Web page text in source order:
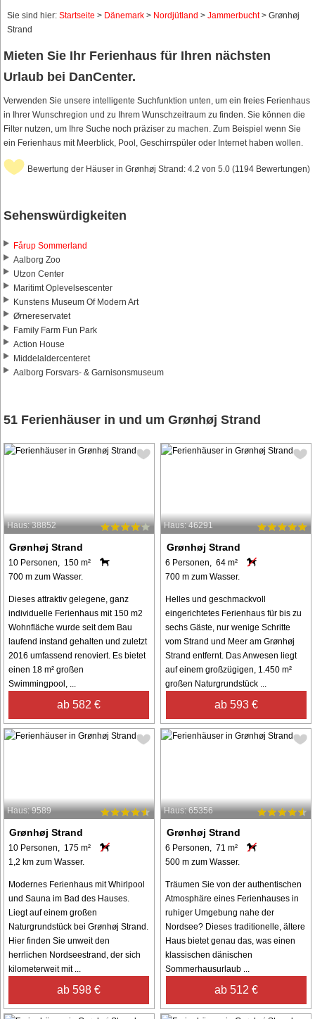
Sie sind hier: Startseite > Dänemark > Nordjütland > Jammerbucht> Grønhøj
Strand
Mieten Sie Ihr Ferienhaus für Ihren nächsten
Urlaub bei DanCenter.
Verwenden Sie unsere intelligente Suchfunktion unten, um ein freies Ferienhaus
in Ihrer Wunschregion und zu Ihrem Wunschzeitraum zu finden. Sie können die
Filter nutzen, um Ihre Suche noch präziser zu machen. Zum Beispiel wenn Sie
ein Ferienhaus mit Meerblick, Pool, Geschirrspüler oder Internet haben wollen.
Bewertung der Häuser in Grønhøj Strand: 4.2 von 5.0 (1194 Bewertungen)
Sehenswürdigkeiten
Fårup Sommerland
Aalborg Zoo
Utzon Center
Maritimt Oplevelsescenter
Kunstens Museum Of Modern Art
Ørnereservatet
Family Farm Fun Park
Action House
Middelaldercenteret
Aalborg Forsvars- & Garnisonsmuseum
51 Ferienhäuser in und um Grønhøj Strand
Haus: 38852
Grønhøj Strand
10 Personen, 150 m²
700 m zum Wasser.
Dieses attraktiv gelegene, ganz
individuelle Ferienhaus mit 150 m2
Wohnfläche wurde seit dem Bau
laufend instand gehalten und zuletzt
2016 umfassend renoviert. Es bietet
einen 18 m² großen
Swimmingpool, ...
ab 582 €
Haus: 46291
Grønhøj Strand
6 Personen, 64 m²
700 m zum Wasser.
Helles und geschmackvoll
eingerichtetes Ferienhaus für bis zu
sechs Gäste, nur wenige Schritte
vom Strand und Meer am Grønhøj
Strand entfernt. Das Anwesen liegt
auf einem großzügigen, 1.450 m²
großen Naturgrundstück ...
ab 593 €
Haus: 9589
Grønhøj Strand
10 Personen, 175 m²
1,2 km zum Wasser.
Modernes Ferienhaus mit Whirlpool
und Sauna im Bad des Hauses.
Liegt auf einem großen
Naturgrundstück bei Grønhøj Strand.
Hier finden Sie unweit den
herrlichen Nordseestrand, der sich
kilometerweit mit ...
ab 598 €
Haus: 65356
Grønhøj Strand
6 Personen, 71 m²
500 m zum Wasser.
Träumen Sie von der authentischen
Atmosphäre eines Ferienhauses in
ruhiger Umgebung nahe der
Nordsee? Dieses traditionelle, ältere
Haus bietet genau das, was einen
klassischen dänischen
Sommerhausurlaub ...
ab 512 €